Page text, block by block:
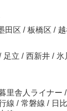
田区 / 板橋区 /
足立 / 西新井 / 氷
里舎人ライナー /
線 / 常磐線 / 日